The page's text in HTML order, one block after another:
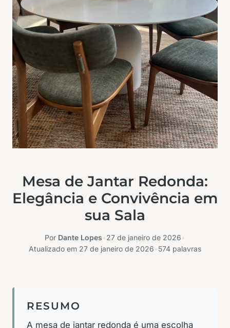
Mesa de Jantar Redonda:
Elegância e Convivência em
sua Sala
Por Dante Lopes 27 de janeiro de 2026
Atualizado em 27 de janeiro de 2026 574 palavras
RESUMO
A mesa de jantar redonda é uma escolha